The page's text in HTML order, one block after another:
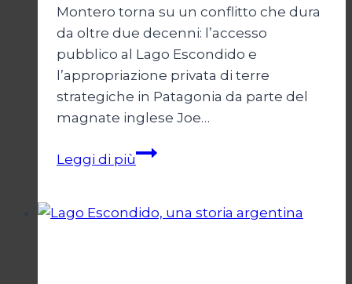
Montero torna su un conflitto che dura
da oltre due decenni: l’accesso
pubblico al Lago Escondido e
l’appropriazione privata di terre
strategiche in Patagonia da parte del
magnate inglese Joe…
Leggi di piùLago
a